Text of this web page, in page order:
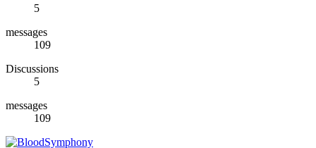
5
messages
109
Discussions
5
messages
109